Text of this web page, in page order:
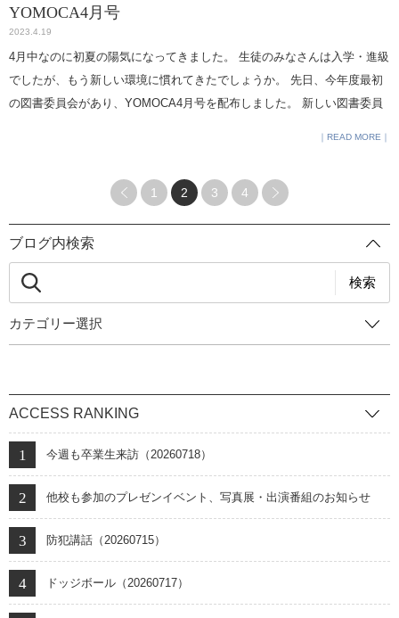
プレゼンをする」が目的です。いきなり結果を求められる課題ができま
ているクラスもありました。私が担任の頃は、今の時期はまだ鏡の前で
日の体育祭がとても楽しみです。 決めのポーズ以外なら、ということで
練習の一部分を撮らせてもらいました。いちばん左側が担任、なかなか
です。
YOMOCA4月号
2023.4.19
4月中なのに初夏の陽気になってきました。 生徒のみなさんは入学・進級
でしたが、もう新しい環境に慣れてきたでしょうか。 先日、今年度最初
の図書委員会があり、YOMOCA4月号を配布しました。 新しい図書委員
READ MORE
1 2 3 4
ブログ内検索
検索
カテゴリー選択
ACCESS RANKING
今週も卒業生来訪（20260718）
他校も参加のプレゼンイベント、写真展・出演番組のお知らせ
防犯講話（20260715）
ドッジボール（20260717）